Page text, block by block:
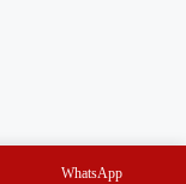
WhatsApp